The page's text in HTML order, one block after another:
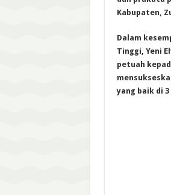
Kabupaten,
Dalam
Tinggi, Yeni
petuah
yang baik di